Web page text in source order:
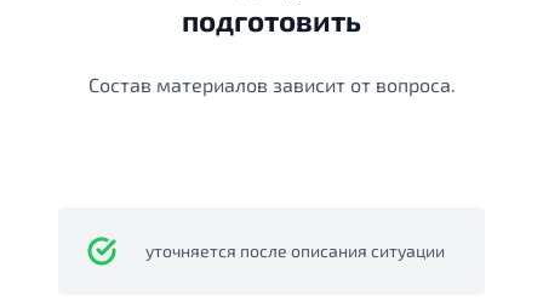
подготовить
Состав материалов зависит от вопроса.
уточняется после описания ситуации